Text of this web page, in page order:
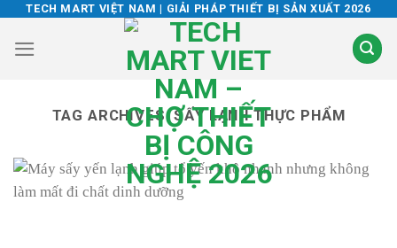
Skip
content
TECH MART VIỆT NAM | GIẢI PHÁP THIẾT BỊ SẢN XUẤT 2026
TAG ARCHIVES:SẤY LẠNH THỰC PHẨM